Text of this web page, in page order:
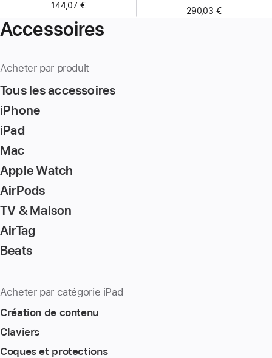
144,07 €
290,03 €
Accessoires
Acheter par produit
Tous les accessoires
iPhone
iPad
Mac
Apple Watch
AirPods
TV & Maison
AirTag
Beats
Acheter par catégorie iPad
Création de contenu
Claviers
Coques et protections